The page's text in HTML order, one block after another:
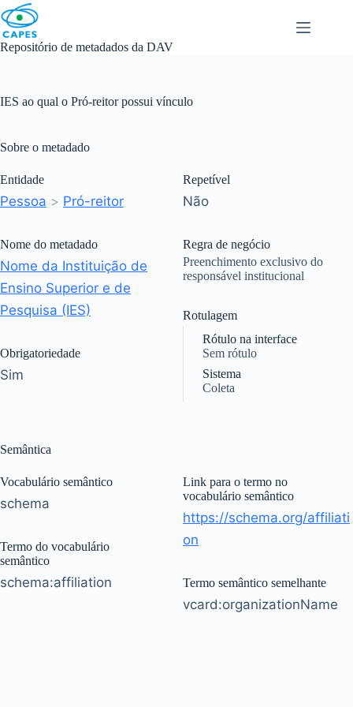
Skip
to
content
Repositório de metadados da DAV
IES ao qual o Pró-reitor possui vínculo
Sobre o metadado
Entidade
Pessoa > Pró-reitor
Nome do metadado
Nome da Instituição de
Ensino Superior e de
Pesquisa (IES)
Obrigatoriedade
Sim
Repetível
Não
Regra de negócio
Preenchimento exclusivo do
responsável institucional
Rotulagem
Rótulo na interface
Sem rótulo
Sistema
Coleta
Semântica
Vocabulário semântico
schema
Termo do vocabulário
semântico
schema:affiliation
Link para o termo no
vocabulário semântico
https://schema.org/affiliati
on
Termo semântico semelhante
vcard:organizationName